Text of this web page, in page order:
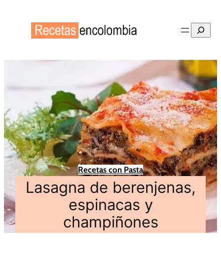
Buscar
Recetas con Pasta
Lasagna de berenjenas,
espinacas y
champiñones